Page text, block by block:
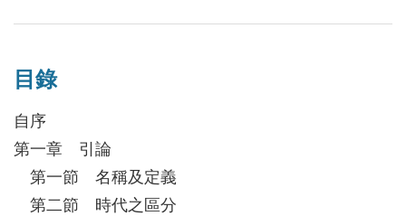
沒。
說、札記，引證詳贍；方法近於「以詩證史」，從此
論「娼妓」，卻不囿於「粉白黛綠，燕語鶯聲」，並
兼及文學史與社會史的視野。
文史作家，現為秀威出版公司副總編輯，長期致力於
兩岸文化交流。曾製作及編劇《作家身影》紀錄片，
完成魯迅、周作人、郁達夫、徐志摩、朱自清、老
舍、冰心、沈從文、巴金、曹禺、蕭乾、張愛玲諸人
之傳記影像，開探索作家心靈風氣之先。著有：《人
目錄
自序
第一章 引論
第一節 名稱及定義
第二節 時代之區分